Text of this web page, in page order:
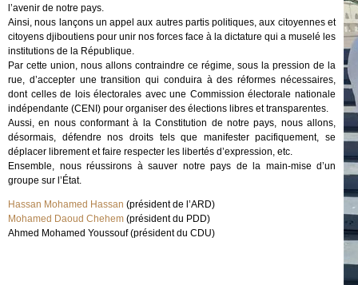
l’avenir de notre pays.
Ainsi, nous lançons un appel aux autres partis politiques, aux citoyennes et
citoyens djiboutiens pour unir nos forces face à la dictature qui a muselé les
institutions de la République.
Par cette union, nous allons contraindre ce régime, sous la pression de la
rue, d’accepter une transition qui conduira à des réformes nécessaires,
dont celles de lois électorales avec une Commission électorale nationale
indépendante (CENI) pour organiser des élections libres et transparentes.
Aussi, en nous conformant à la Constitution de notre pays, nous allons,
désormais, défendre nos droits tels que manifester pacifiquement, se
déplacer librement et faire respecter les libertés d’expression, etc.
Ensemble, nous réussirons à sauver notre pays de la main-mise d’un
groupe sur l’État.
Hassan Mohamed Hassan (président de l’ARD)
Mohamed Daoud Chehem (président du PDD)
Ahmed Mohamed Youssouf (président du CDU)